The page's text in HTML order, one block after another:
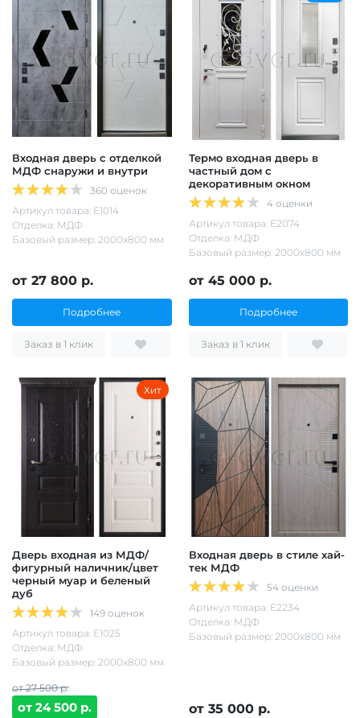
Входная дверь с отделкой
МДФ снаружи и внутри
360 оценок
Артикул товара: Е1014
Отделка: МДФ
Базовый размер: 2000х800 мм
от 27 800 р.
Подробнее
Заказ в 1 клик
Термо входная дверь в
частный дом с
декоративным окном
4 оценки
Артикул товара: Е2074
Отделка: МДФ
Базовый размер: 2000х800 мм
от 45 000 р.
Подробнее
Заказ в 1 клик
Хит
Дверь входная из МДФ/
фигурный наличник/цвет
черный муар и беленый
дуб
149 оценок
Артикул товара: Е1025
Отделка: МДФ
Базовый размер: 2000х800 мм
от 27 500 р.
от 24 500 р.
Входная дверь в стиле хай-
тек МДФ
54 оценки
Артикул товара: Е2234
Отделка: МДФ
Базовый размер: 2000х800 мм
от 35 000 р.